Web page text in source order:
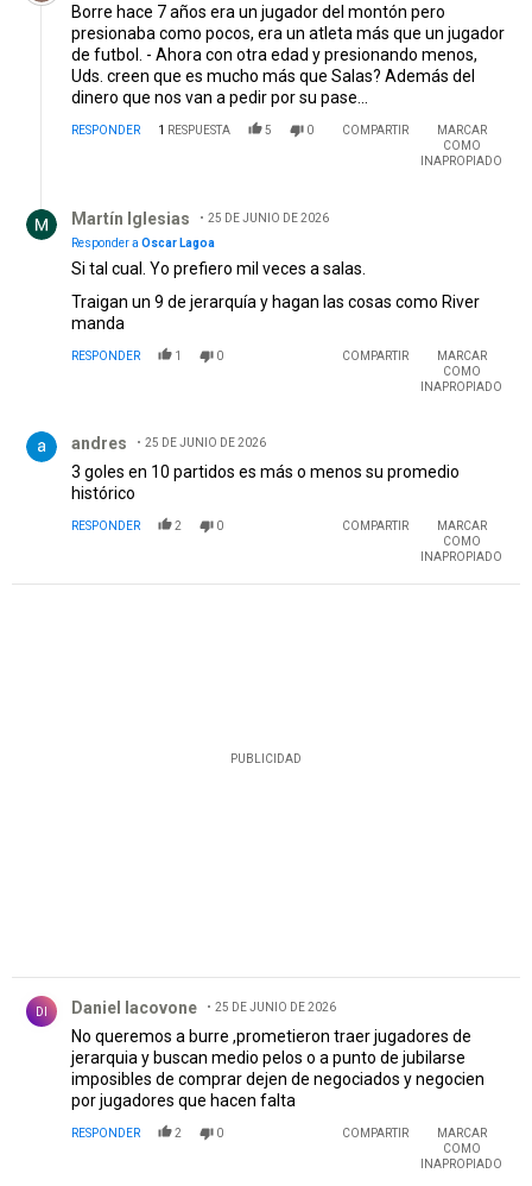
Borre hace 7 años era un jugador del montón pero
presionaba como pocos, era un atleta más que un jugador
de futbol. - Ahora con otra edad y presionando menos,
Uds. creen que es mucho más que Salas? Además del
dinero que nos van a pedir por su pase...
RESPONDER 1 RESPUESTA 5 0 COMPARTIR
MARCAR
COMO
INAPROPIADO
Martín Iglesias
25 DE JUNIO DE 2026
Responder a Oscar Lagoa
Si tal cual. Yo prefiero mil veces a salas.
Traigan un 9 de jerarquía y hagan las cosas como River
manda
RESPONDER 1 0 COMPARTIR
MARCAR
COMO
INAPROPIADO
andres 25 DE JUNIO DE 2026
3 goles en 10 partidos es más o menos su promedio
histórico
RESPONDER 2 0 COMPARTIR
MARCAR
COMO
INAPROPIADO
PUBLICIDAD
DI Daniel Iacovone 25 DE JUNIO DE 2026
No queremos a burre ,prometieron traer jugadores de
jerarquia y buscan medio pelos o a punto de jubilarse
imposibles de comprar dejen de negociados y negocien
por jugadores que hacen falta
RESPONDER 2 0 COMPARTIR
MARCAR
COMO
INAPROPIADO